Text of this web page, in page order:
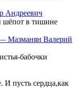
Андреевич
шёпот в тишине
Мазманян Валерий
бабочки
И пусть сердца,как